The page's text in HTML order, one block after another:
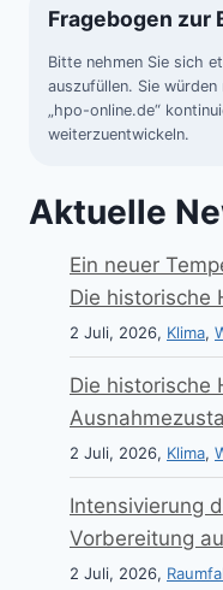
Fragebogen zur
Bitte nehmen Sie sich
auszufüllen. Sie
„hpo-online.de“
weiterzuentwickeln.
Aktuelle
Ein neuer
Die historische
2 Juli, 2026, Klima,
Die historische
2 Juli, 2026, Klima,
Intensivierung
Vorbereitung
2 Juli, 2026,